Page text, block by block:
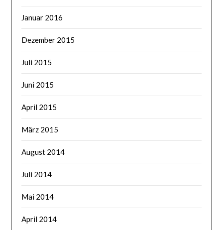
Januar 2016
Dezember 2015
Juli 2015
Juni 2015
April 2015
März 2015
August 2014
Juli 2014
Mai 2014
April 2014